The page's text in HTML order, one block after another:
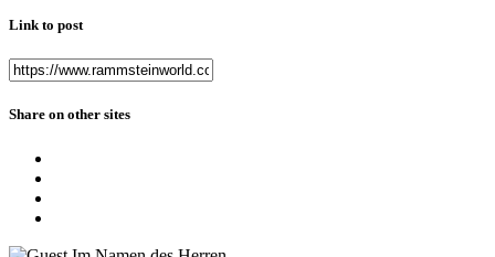
Link to post
Share on other sites